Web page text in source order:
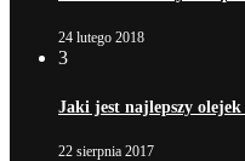
24 lutego 2018
3
Jaki jest najlepszy
22 sierpnia 2017